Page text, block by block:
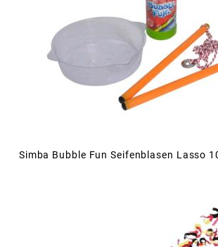
Simba Bubble Fun Seifenblasen Lasso